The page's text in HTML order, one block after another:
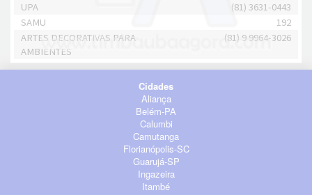
UPA
(81) 3631-0443
SAMU
192
ARTES DECORATIVAS PARA
AMBIENTES
(81) 9 9964-3026
Cidades
Aliança
Belém-PA
Calumbi
Camutanga
Florianópolis-SC
Guarujá-SP
Ingazeira
Itambé